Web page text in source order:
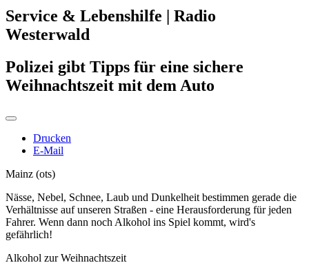
Service & Lebenshilfe | Radio
Westerwald
Polizei gibt Tipps für eine sichere
Weihnachtszeit mit dem Auto
Drucken
E-Mail
Mainz (ots)
Nässe, Nebel, Schnee, Laub und Dunkelheit bestimmen gerade die
Verhältnisse auf unseren Straßen - eine Herausforderung für jeden
Fahrer. Wenn dann noch Alkohol ins Spiel kommt, wird's
gefährlich!
Alkohol zur Weihnachtszeit